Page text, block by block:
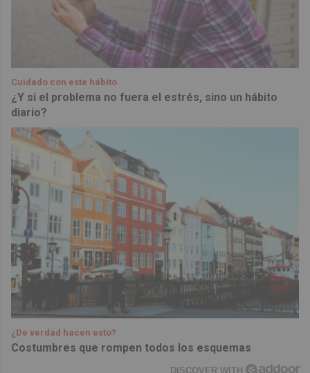
Cuidado con este hábito
¿Y si el problema no fuera el estrés, sino un hábito
diario?
¿De verdad hacen esto?
Costumbres que rompen todos los esquemas
DISCOVER WITH